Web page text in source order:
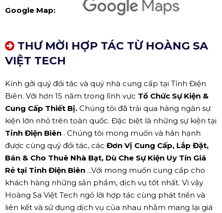
Google Map:
THƯ MỜI HỢP TÁC TỪ HOÀNG SA
VIỆT TECH
Kính gởi quý đối tác và quý nhà cung cấp tại Tỉnh Điện
Biên. Với hơn 15 năm trong lĩnh vực Tổ Chức Sự Kiện &
Cung Cấp Thiết Bị. Chúng tôi đã trải qua hàng ngàn sự
kiện lớn nhỏ trên toàn quốc. Đặc biệt là những sự kiện tại
Tỉnh Điện Biên . Chúng tôi mong muốn và hân hạnh
được cùng quý đối tác, các Đơn Vị Cung Cấp, Lắp Đặt,
Bán & Cho Thuê Nhà Bạt, Dù Che Sự Kiện Uy Tín Giá
Rẻ tại Tỉnh Điện Biên ...Với mong muốn cung cấp cho
khách hàng những sản phẩm, dịch vụ tốt nhất. Vì vậy
Hoàng Sa Việt Tech ngỏ lời hợp tác cùng phát triển và
liên kết và sử dụng dịch vụ của nhau nhằm mang lại giá